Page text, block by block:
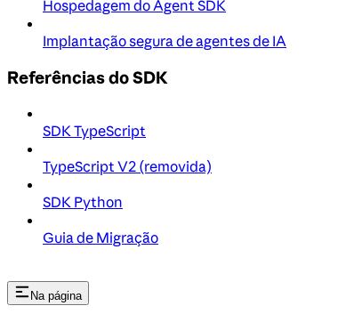
Hospedagem do Agent SDK
Implantação segura de agentes de IA
Referências do SDK
SDK TypeScript
TypeScript V2 (removida)
SDK Python
Guia de Migração
Na página